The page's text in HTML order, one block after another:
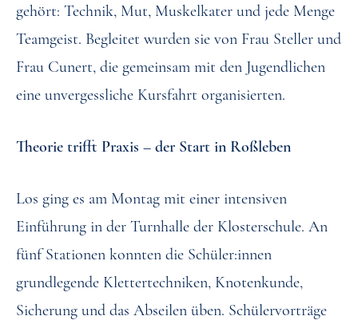
gehört: Technik, Mut, Muskelkater und jede Menge
Teamgeist. Begleitet wurden sie von Frau Steller und
Frau Cunert, die gemeinsam mit den Jugendlichen
eine unvergessliche Kursfahrt organisierten.
Theorie trifft Praxis – der Start in Roßleben
Los ging es am Montag mit einer intensiven
Einführung in der Turnhalle der Klosterschule. An
fünf Stationen konnten die Schüler:innen
grundlegende Klettertechniken, Knotenkunde,
Sicherung und das Abseilen üben. Schülervorträge